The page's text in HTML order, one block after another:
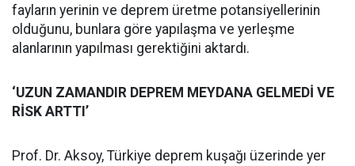
fayların yerinin ve deprem üretme potansiyellerinin
olduğunu, bunlara göre yapılaşma ve yerleşme
alanlarının yapılması gerektiğini aktardı.
‘UZUN ZAMANDIR DEPREM MEYDANA GELMEDİ VE
RİSK ARTTI’
Prof. Dr. Aksoy, Türkiye deprem kuşağı üzerinde yer